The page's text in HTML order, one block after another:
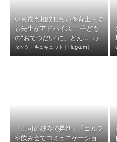
いま最も相談したい保育士・て
ぃ先生がアドバイス！ 子ども
の“おてつだい”に、どん...
（ア
タック・キュキュット｜Hugkum）
「上司の好みで昇進」「ゴルフ
や飲み会でコミュニケーショ